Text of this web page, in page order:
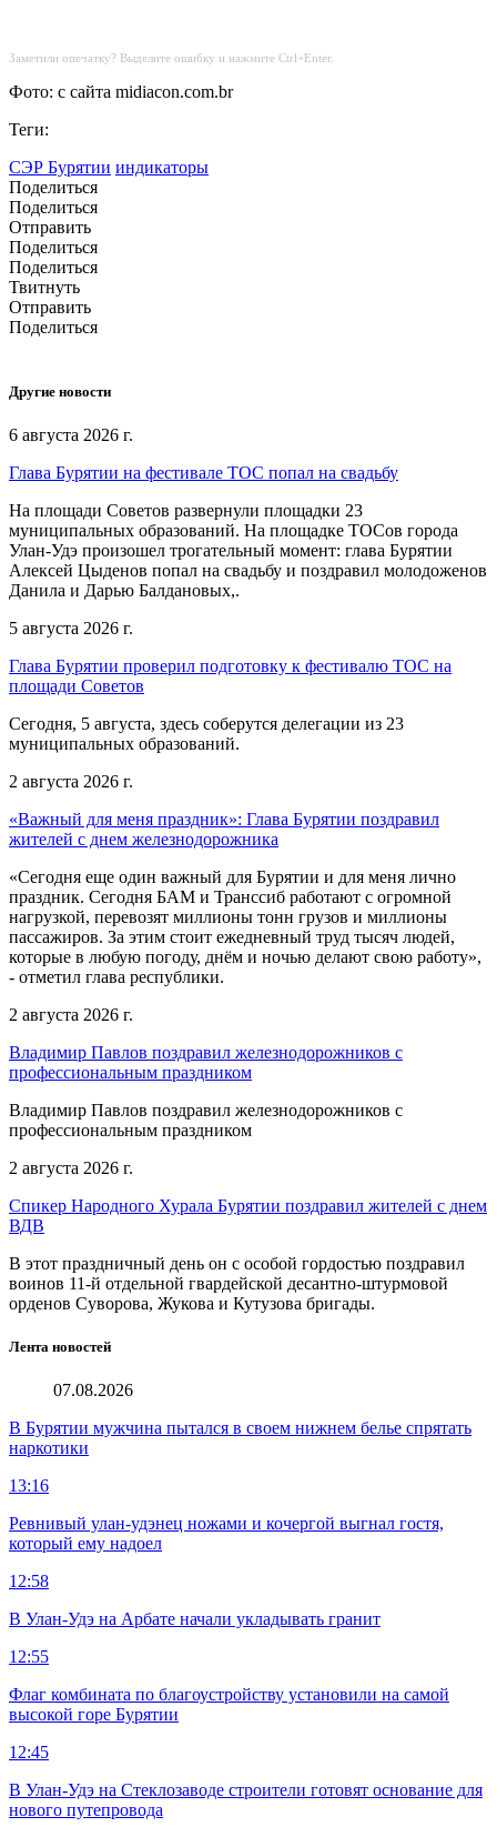
Заметили опечатку? Выделите ошибку и нажмите Ctrl+Enter.
Фото: с сайта midiacon.com.br
Теги:
СЭР Бурятии индикаторы
Поделиться
Поделиться
Отправить
Поделиться
Поделиться
Твитнуть
Отправить
Поделиться
Другие новости
6 августа 2026 г.
Глава Бурятии на фестивале ТОС попал на свадьбу
На площади Советов развернули площадки 23
муниципальных образований. На площадке ТОСов города
Улан-Удэ произошел трогательный момент: глава Бурятии
Алексей Цыденов попал на свадьбу и поздравил молодоженов
Данила и Дарью Балдановых,.
5 августа 2026 г.
Глава Бурятии проверил подготовку к фестивалю ТОС на
площади Советов
Сегодня, 5 августа, здесь соберутся делегации из 23
муниципальных образований.
2 августа 2026 г.
«Важный для меня праздник»: Глава Бурятии поздравил
жителей с днем железнодорожника
«Сегодня еще один важный для Бурятии и для меня лично
праздник. Сегодня БАМ и Транссиб работают с огромной
нагрузкой, перевозят миллионы тонн грузов и миллионы
пассажиров. За этим стоит ежедневный труд тысяч людей,
которые в любую погоду, днём и ночью делают свою работу»,
- отметил глава республики.
2 августа 2026 г.
Владимир Павлов поздравил железнодорожников с
профессиональным праздником
Владимир Павлов поздравил железнодорожников с
профессиональным праздником
2 августа 2026 г.
Спикер Народного Хурала Бурятии поздравил жителей с днем
ВДВ
В этот праздничный день он с особой гордостью поздравил
воинов 11-й отдельной гвардейской десантно-штурмовой
орденов Суворова, Жукова и Кутузова бригады.
Лента новостей
07.08.2026
В Бурятии мужчина пытался в своем нижнем белье спрятать
наркотики
13:16
Ревнивый улан-удэнец ножами и кочергой выгнал гостя,
который ему надоел
12:58
В Улан-Удэ на Арбате начали укладывать гранит
12:55
Флаг комбината по благоустройству установили на самой
высокой горе Бурятии
12:45
В Улан-Удэ на Стеклозаводе строители готовят основание для
нового путепровода